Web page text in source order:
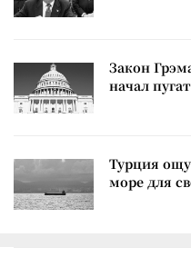
Закон
начал
Турция
море для